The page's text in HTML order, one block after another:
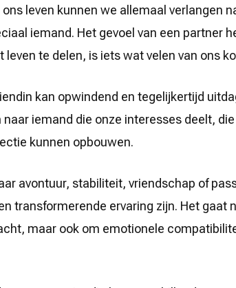
leven kunnen we allemaal verlangen
iemand. Het gevoel van een partner
leven te delen, is iets wat velen van ons
kan opwindend en tegelijkertijd
iemand die onze interesses deelt,
kunnen opbouwen.
avontuur, stabiliteit, vriendschap of
transformerende ervaring zijn. Het gaat
maar ook om emotionele